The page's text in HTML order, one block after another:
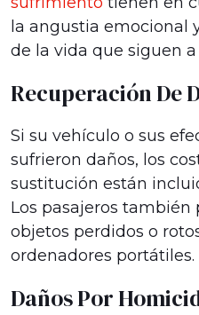
la angustia emocional
de la vida que siguen a
Recuperación De
Si su vehículo o sus
sufrieron daños, los
sustitución están
Los pasajeros
objetos perdidos o
ordenadores portátiles.
Daños Por